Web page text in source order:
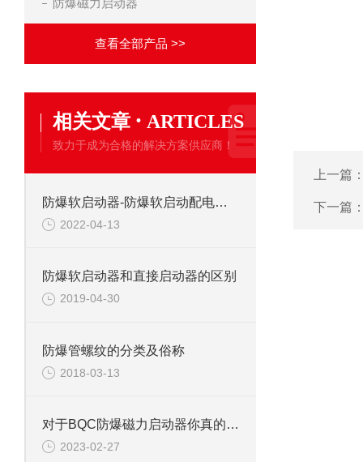
防爆磁力启动器
查看全部产品 >>
相关文章 · ARTICLES
致力于成为合格的解决方案供应商！
防爆软启动器-防爆软启动配电箱维护注意事项
2022-04-13
防爆软启动器和直接启动器的区别
2019-04-30
防爆管螺纹的分类及俗称
2018-03-13
对于BQC防爆磁力启动器你真的了解了吗？
2023-02-27
上一篇
下一篇